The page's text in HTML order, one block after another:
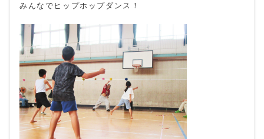
みんなでヒップホップダンス！